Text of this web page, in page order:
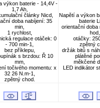
výkon baterie - 14,4V -
1,7 Ah,
články Nicd,
doba nabíjení: 35
min,
1 rychlost,
regulace otáček: 0
- 700 min-1,
bez příklepu,
s brzdou: Ř 10
mm,
točivého momentu: x
32 26 N.m-1,
zpětný chod.
Napětí a výkon
baterie
orientační doba
hod,
otáčky:
zpětný
držák bitů s
plátěné
měkčené
LED indikátor